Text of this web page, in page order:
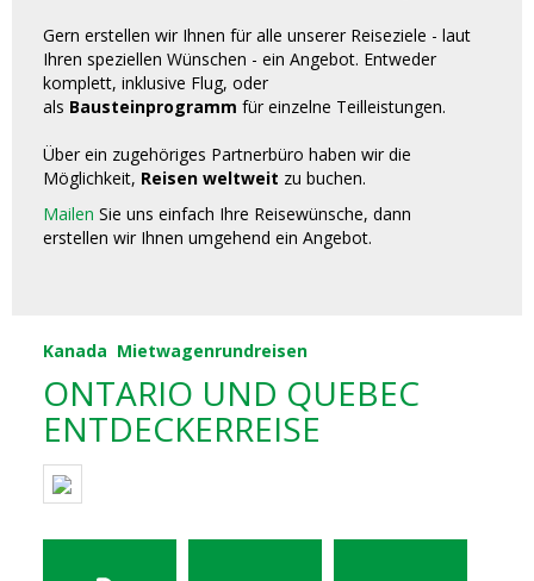
Gern erstellen wir Ihnen für alle unserer Reiseziele - laut
Ihren speziellen Wünschen - ein Angebot. Entweder
komplett, inklusive Flug, oder
als Bausteinprogramm für einzelne Teilleistungen.
Über ein zugehöriges Partnerbüro haben wir die
Möglichkeit, Reisen weltweit zu buchen.
Mailen Sie uns einfach Ihre Reisewünsche, dann
erstellen wir Ihnen umgehend ein Angebot.
Kanada Mietwagenrundreisen
ONTARIO UND QUEBEC
ENTDECKERREISE